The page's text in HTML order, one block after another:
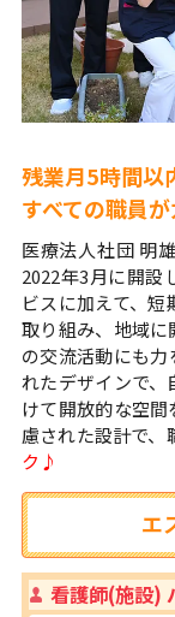
残業月5時間以
すべての職員
医療法人社団 明
2022年3月に開設
ビスに加えて、
取り組み、地域に
の交流活動にも
れたデザインで
けて開放的な空
慮された設計で
ク♪
エ
看護師(施設)